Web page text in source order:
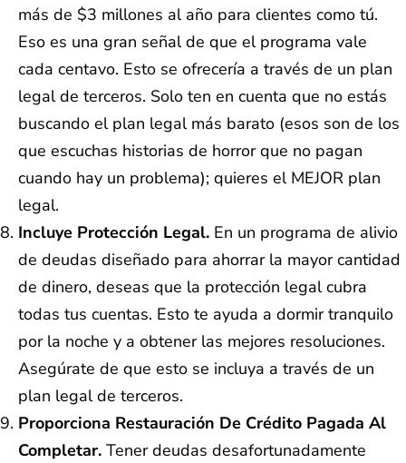
más de $3 millones al año para clientes como tú.
Eso es una gran señal de que el programa vale
cada centavo. Esto se ofrecería a través de un plan
legal de terceros. Solo ten en cuenta que no estás
buscando el plan legal más barato (esos son de los
que escuchas historias de horror que no pagan
cuando hay un problema); quieres el MEJOR plan
legal.
Incluye Protección Legal. En un programa de alivio
de deudas diseñado para ahorrar la mayor cantidad
de dinero, deseas que la protección legal cubra
todas tus cuentas. Esto te ayuda a dormir tranquilo
por la noche y a obtener las mejores resoluciones.
Asegúrate de que esto se incluya a través de un
plan legal de terceros.
Proporciona Restauración De Crédito Pagada Al
Completar. Tener deudas desafortunadamente